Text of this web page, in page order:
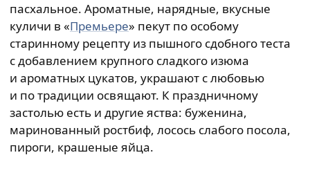
пасхальное. Ароматные, нарядные, вкусные
куличи в «Премьере» пекут по особому
старинному рецепту из пышного сдобного теста
с добавлением крупного сладкого изюма
и ароматных цукатов, украшают с любовью
и по традиции освящают. К праздничному
застолью есть и другие яства: буженина,
маринованный ростбиф, лосось слабого посола,
пироги, крашеные яйца.